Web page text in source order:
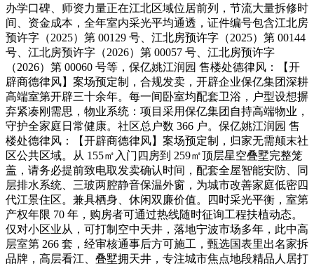
办学口碑、师资力量正在江北区域位居前列，节流大量拆修时
间、资金成本，全年室内采光平均通透，证件编号包含江北房
预许字（2025）第 00129 号、江北房预许字（2025）第 00144
号、江北房预许字（2026）第 00057 号、江北房预许字
（2026）第 00060 号等，保亿姚江润园 售楼处德律风：【开
辟商德律风】案场预定制，合规发卖，开辟企业保亿集团深耕
高端室第开辟三十余年。每一间卧室均配套卫浴，户型设想摒
弃紧凑刚需思，物业系统：项目采用保亿集团自持高端物业，
守护全家庭日常健康。社区总户数 366 户。保亿姚江润园 售
楼处德律风：【开辟商德律风】案场预定制，归家无需颠末社
区公共区域。从 155㎡入门四房到 259㎡顶层星空叠墅完整笼
盖，请务必提前致电取发卖确认时间，配套全屋智能安防、同
层排水系统、三玻两腔静音保温外窗，为城市改善家庭低密四
代江景住区。兼具栖身、休闲双廉价值。四时采光平衡，室第
产权年限 70 年，购房者可通过热线随时征询工程扶植动态。
仅对小区业从，可打制空中天井，落地宁波市场多年，此中高
层室第 266 套，经审核通事后方可施工，甄选国表里出名家拆
品牌，高层看江、叠墅拥天井，专注城市焦点地段精品人居打